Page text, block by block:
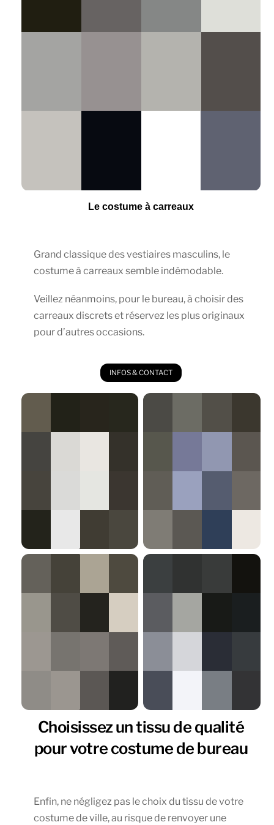
Le costume à carreaux
Grand classique des vestiaires masculins, le
costume à carreaux semble indémodable.
Veillez néanmoins, pour le bureau, à choisir des
carreaux discrets et réservez les plus originaux
pour d’autres occasions.
INFOS & CONTACT
Choisissez un tissu de qualité
pour votre costume de bureau
Enfin, ne négligez pas le choix du tissu de votre
costume de ville, au risque de renvoyer une